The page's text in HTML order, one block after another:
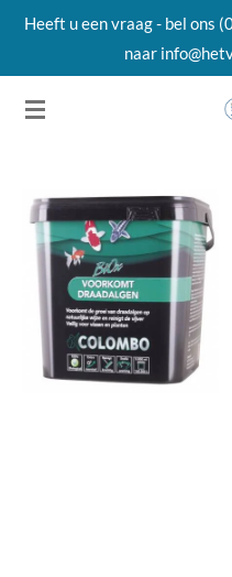
Ga
de
Heeft u een vraag - bel ons
naar